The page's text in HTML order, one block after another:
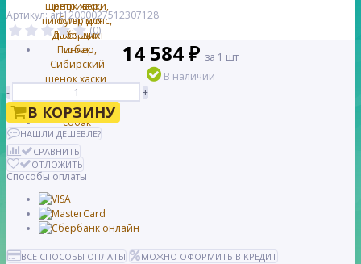
Артикул: art12000027512307128
(0)
14 584 ₽ за 1 шт
В наличии
-
+
В КОРЗИНУ
НАШЛИ ДЕШЕВЛЕ?
СРАВНИТЬ
ОТЛОЖИТЬ
Способы оплаты
ВСЕ СПОСОБЫ ОПЛАТЫ
МОЖНО ОФОРМИТЬ В КРЕДИТ